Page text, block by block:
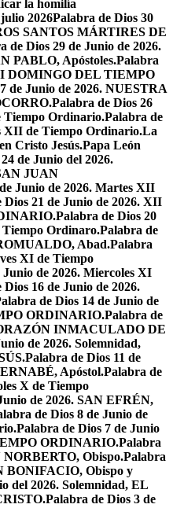
la homilía
2026Palabra de Dios 30
SANTOS MÁRTIRES DE
de Dios 29 de Junio de 2026.
PABLO, Apóstoles.Palabra
DOMINGO DEL TIEMPO
de Junio de 2026. NUESTRA
Palabra de Dios 26
Tiempo Ordinario.Palabra de
XII de Tiempo Ordinario.La
Cristo Jesús.Papa León
de Junio del 2026.
JUAN
Junio de 2026. Martes XII
Dios 21 de Junio de 2026. XII
Palabra de Dios 20
Tiempo Ordinaro.Palabra de
Abad.Palabra
XI de Tiempo
de 2026. Miercoles XI
Dios 16 de Junio de 2026.
de Dios 14 de Junio de
ORDINARIO.Palabra de
INMACULADO DE
de 2026. Solemnidad,
Palabra de Dios 11 de
Apóstol.Palabra de
X de Tiempo
de 2026. SAN EFRÉN,
de Dios 8 de Junio de
Palabra de Dios 7 de Junio
ORDINARIO.Palabra
NORBERTO, Obispo.Palabra
BONIFACIO, Obispo y
del 2026. Solemnidad, EL
Palabra de Dios 3 de